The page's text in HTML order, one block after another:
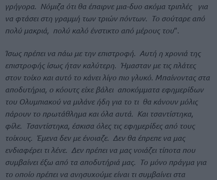
γρήγορα. Νόμιζα ότι θα έπαιρνε μια-δυο ακόμα τριπλές για
να φτάσει στη γραμμή των τριών πόντων. Το σούταρε από
πολύ μακριά, πολύ καλό ένστικτο από μέρους του“.
Ίσως πρέπει να πάω με την επιστροφή. Αυτή η χρονιά της
επιστροφής ίσως ήταν καλύτερη. Ήμασταν με τις πλάτες
στον τοίχο και αυτό το κάνει λίγο πιο γλυκό. Μπαίνοντας στα
αποδυτήρια, ο κόουτς είχε βάλει αποκόμματα εφημερίδων
του Ολυμπιακού να μιλάνε ήδη για το τι θα κάνουν μόλις
πάρουν το πρωτάθλημα και όλα αυτά. Και τσαντίστηκα,
φίλε. Τσαντίστηκα, έσκισα όλες τις εφημερίδες από τους
τοίχους. Έμενα δεν με ένοιαζε. Δεν θα έπρεπε να μας
ενδιαφέρει τι λένε. Δεν πρέπει να μας νοιάζει τίποτα που
συμβαίνει έξω από τα αποδυτήριά μας. Το μόνο πράγμα για
το οποίο πρέπει να ανησυχούμε είναι τι συμβαίνει στα